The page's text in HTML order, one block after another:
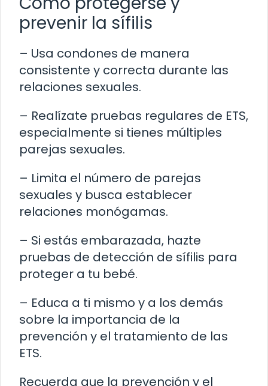
prevenir la sífilis
– Usa condones de manera
consistente y correcta durante las
relaciones sexuales.
– Realízate pruebas regulares de ETS,
especialmente si tienes múltiples
parejas sexuales.
– Limita el número de parejas
sexuales y busca establecer
relaciones monógamas.
– Si estás embarazada, hazte
pruebas de detección de sífilis para
proteger a tu bebé.
– Educa a ti mismo y a los demás
sobre la importancia de la
prevención y el tratamiento de las
ETS.
Recuerda que la prevención y el